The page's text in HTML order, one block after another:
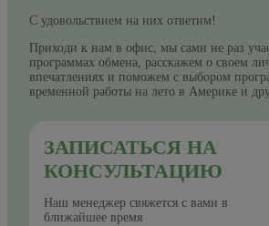
С удовольствием на них ответим!
Приходи к нам в офис, мы сами не раз
программах обмена, расскажем о своем
впечатлениях и поможем с выбором
временной работы на лето в Америке и
ЗАПИСАТЬСЯ НА
КОНСУЛЬТАЦИЮ
Наш менеджер свяжется с вами в
ближайшее время